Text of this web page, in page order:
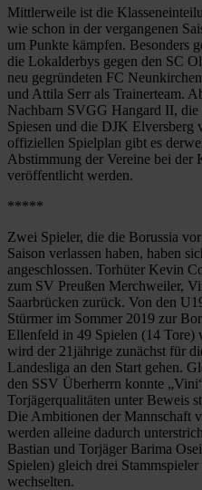
Mittlerweile ist die
wie schon in der vergangenen
um Punkte kämpfen. Besonders
die Lokalderbys gegen den SC
neu gegründeten FC
und Attila Serr als Trainerteam.
Nachbarn SVGG Hangard II,
Spiesen und die DJK Elversberg
offiziellen Spielplan gibt es
Abstimmung der Vereine bei der
veröffentlicht werden.
*****
Zwei Spieler, die die Borussia
Saison verlassen haben, haben
angeschlossen. Torhüter Kevin
zum SV Preußen Merchweiler,
Saarbrücken zurück. Von den
Stürmer im Sommer 2019 zur
Ellenfeld in 49 Spielen (14 Tore)
wird der 21jährige zunächst für
Landesliga an den Start gehen.
den SSV Überherrn konnte
Torjägerqualitäten unter Beweis
Die Ambitionen der Mannschaft
werden alleine dadurch
Bastian und Torjäger Barima
Spielen) gleich drei
wechselten.